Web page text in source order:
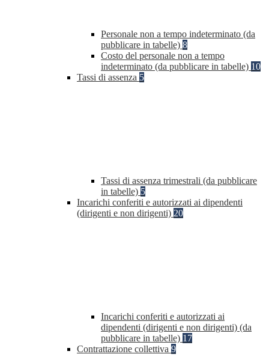
Personale non a tempo indeterminato (da
pubblicare in tabelle) 8
Costo del personale non a tempo
indeterminato (da pubblicare in tabelle) 10
Tassi di assenza 5
Tassi di assenza trimestrali (da pubblicare
in tabelle) 5
Incarichi conferiti e autorizzati ai dipendenti
(dirigenti e non dirigenti) 20
Incarichi conferiti e autorizzati ai
dipendenti (dirigenti e non dirigenti) (da
pubblicare in tabelle) 17
Contrattazione collettiva 9